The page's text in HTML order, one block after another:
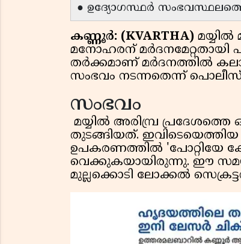
● ഉദ്യോഗസ്ഥർ
കണ്ണൂർ: (KVARTHA)
മനോഹരന് മർദനമേറ്റതായി
തർക്കമാണ് മർദനത്തിൽ
സംഭവം നടന്നതെന്ന്
സംഭവം
മയ്യിൽ അരിമ്പ്ര
തുടങ്ങിയത്.
ഉപകരണത്തിൽ 'പോറ്റിയേ
വെക്കുകയായിരുന്നു. ഈ
മുല്ലക്കൊടി ലോക്കൽ